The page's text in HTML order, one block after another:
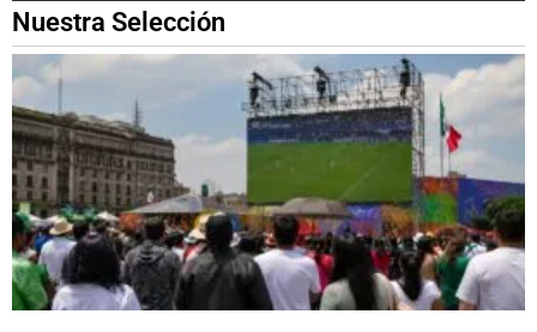
Nuestra Selección